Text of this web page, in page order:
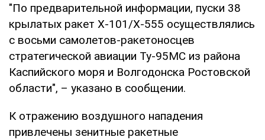
"По предварительной информации, пуски 38
крылатых ракет Х-101/Х-555 осуществлялись
с восьми самолетов-ракетоносцев
стратегической авиации Ту-95МС из района
Каспийского моря и Волгодонска Ростовской
области", – указано в сообщении.
К отражению воздушного нападения
привлечены зенитные ракетные